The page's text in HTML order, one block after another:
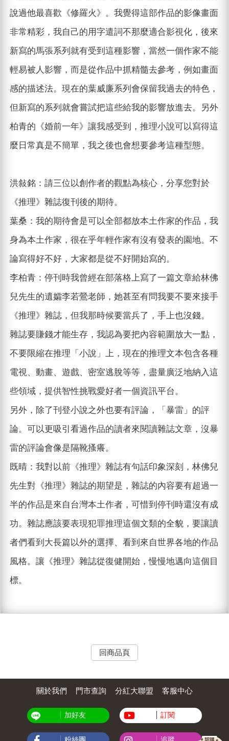
說過他最喜歡《修羅火》。我覺得這部作品的影像畫面
非常精彩，我自己的用字遣詞不那麼適合影視化，後來
新寫的馬張系列就有受到這種影響，當然一個作家不能
輕易被人影響，而是從作品中抓精髓去參考，例如畫面
感的描述法。現在的葉威廉系列會保留我過去的特色，
但新寫的系列就會嘗試把這些給我的影響放進去。另外
柏青的《婚前一年》讓我感受到，推理小說可以寫得這
麼日常真是不簡單，我之後也會想要參考這種型態。
洪敍銘：請三位以創作者的觀點為核心，分享您對於
《推理》雜誌復刊後的期待。
葉桑：我的期待會是可以全部都放本土作家的作品，我
身為本土作家，很在乎年輕作家有沒有發表的園地。不
論寫得好不好，大家都是從不好開始寫的。
李柏青：停刊時我曾經在部落格上寫了一篇文章給林佛
兒先生的遺孀李若鶯老師，她甚至有問我要不要來接手
《推理》雜誌，但我那時候要當兵了，手上也沒錢。
雜誌要賺錢才能生存，我認為要把內容範圍放大一點，
不要限縮在推理「小說」上，現在的推理文本包含各種
電視、動畫、遊戲、密室逃脫等等，盡量廣泛地納入這
些領域，提供智性挑戰愛好者一個資訊平台。
另外，除了刊登小說之外也要有評論，「暴雷」的評
論。可以更吸引看過作品的讀者來閱讀雜誌文章，沒暴
雷的評論會像是隔靴搔癢。
既晴：我對以前《推理》雜誌有句話印象深刻，林佛兒
先生對《推理》雜誌的期望是，雜誌的內容要有超過一
半的作品是來自台灣本土作者，可惜到停刊時還沒有成
功。雜誌應該要表現犯罪推理這個文類的全貌，要讓讀
者們看到大長篇以外的選擇、看到來自世界各地的作品
風格。讓《推理》雜誌從復健開始，慢慢地邁向這個目
標。
回商品頁
關於我們 門市查詢 分紅大聯盟 客服中心
加好友 訂閱